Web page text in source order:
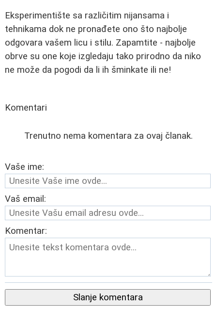
Eksperimentište sa različitim nijansama i
tehnikama dok ne pronađete ono što najbolje
odgovara vašem licu i stilu. Zapamtite - najbolje
obrve su one koje izgledaju tako prirodno da niko
ne može da pogodi da li ih šminkate ili ne!
Komentari
Trenutno nema komentara za ovaj članak.
Vaše ime:
Vaš email:
Komentar:
Slanje komentara